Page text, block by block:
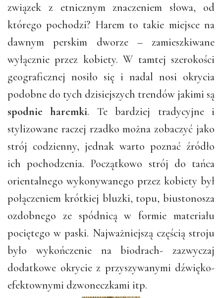
związek z etnicznym znaczeniem słowa, od
którego pochodzi? Harem to takie miejsce na
dawnym perskim dworze – zamieszkiwane
wyłącznie przez kobiety. W tamtej szerokości
geograficznej nosiło się i nadal nosi okrycia
podobne do tych dzisiejszych trendów jakimi są
spodnie haremki. Te bardziej tradycyjne i
stylizowane raczej rzadko można zobaczyć jako
strój codzienny, jednak warto poznać źródło
ich pochodzenia. Początkowo strój do tańca
orientalnego wykonywanego przez kobiety był
połączeniem krótkiej bluzki, topu, biustonosza
ozdobnego ze spódnicą w formie materiału
pociętego w paski. Najważniejszą częścią stroju
było wykończenie na biodrach- zazwyczaj
dodatkowe okrycie z przyszywanymi dźwięko-
efektownymi dzwoneczkami itp.